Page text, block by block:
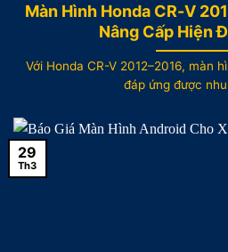
Màn Hình Honda CR-V
Nâng Cấp Hiện
Với Honda CR-V 2012–2016, màn
đáp ứng được
29
Th3